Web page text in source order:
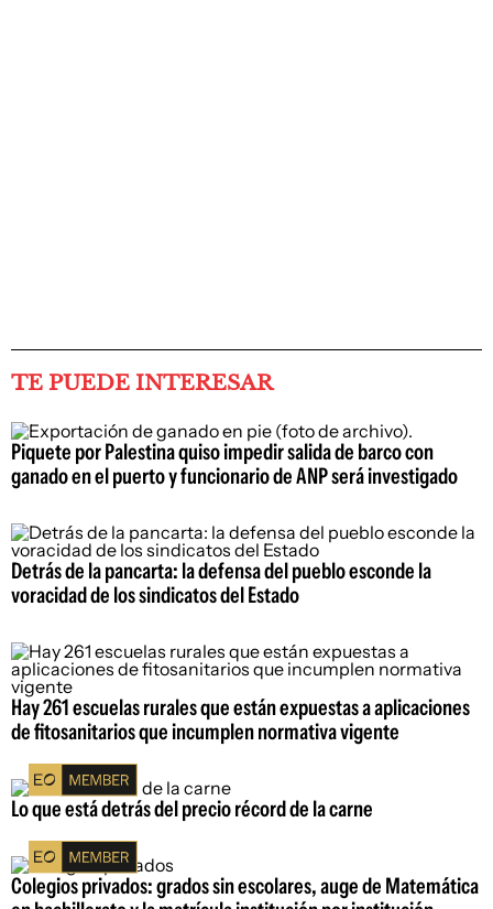
TE PUEDE INTERESAR
Piquete por Palestina quiso impedir salida de barco con
ganado en el puerto y funcionario de ANP será investigado
Detrás de la pancarta: la defensa del pueblo esconde la
voracidad de los sindicatos del Estado
Hay 261 escuelas rurales que están expuestas a aplicaciones
de fitosanitarios que incumplen normativa vigente
Lo que está detrás del precio récord de la carne
Colegios privados: grados sin escolares, auge de Matemática